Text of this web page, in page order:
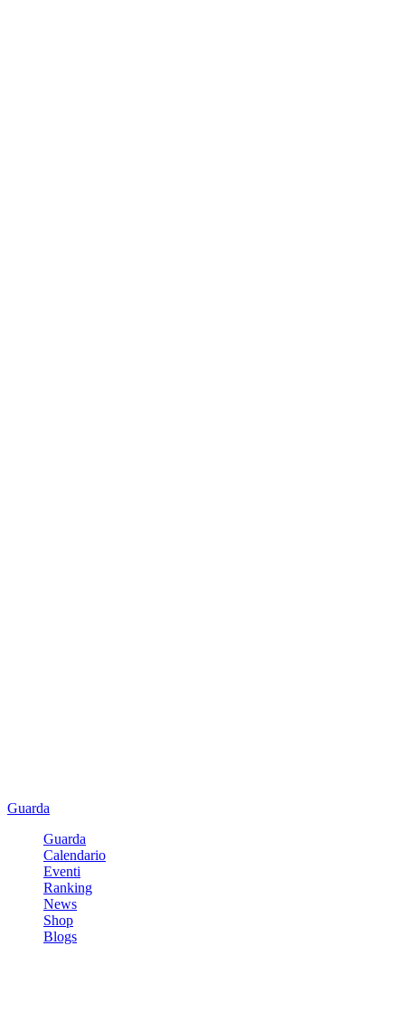
Guarda
Guarda
Calendario
Eventi
Ranking
News
Shop
Blogs